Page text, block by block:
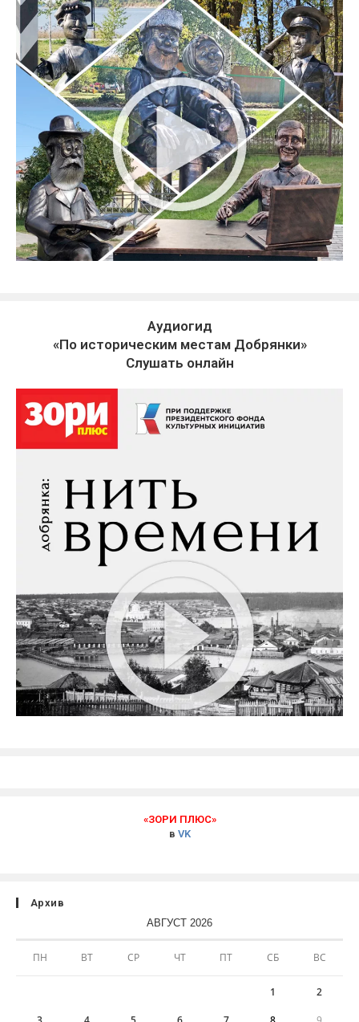
Аудиогид
«По историческим местам Добрянки»
Слушать онлайн
«ЗОРИ ПЛЮС»
в VK
Архив
АВГУСТ 2026
ПН ВТ СР ЧТ ПТ СБ ВС
1 2